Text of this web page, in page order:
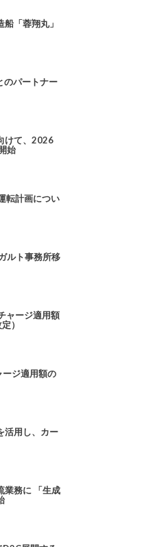
「蓉翔丸」
のパートナー
けて、2026
始
転計画につい
ルト事務所移
ャージ適用額
）
ジ適用額の
活用し、カー
業務に 「生成